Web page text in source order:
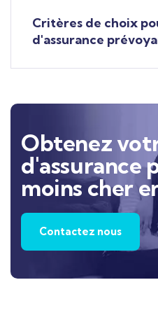
Critères de choix
d'assurance
Obtenez
d'assurance
moins cher
Contactez nous